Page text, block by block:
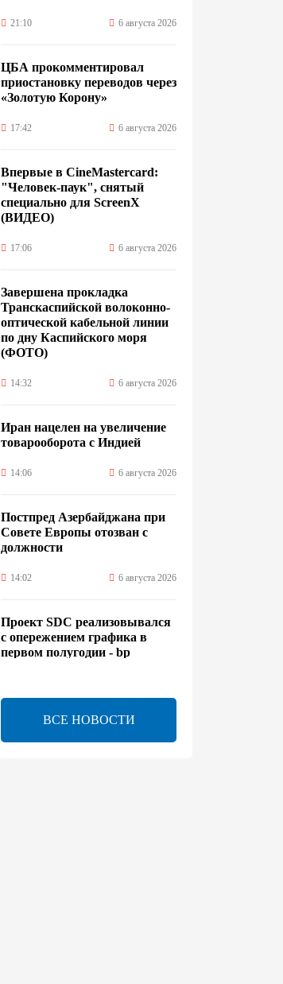
21:10 6 августа 2026
ЦБА прокомментировал
приостановку переводов через
«Золотую Корону»
17:42 6 августа 2026
Впервые в CineMastercard:
"Человек-паук", снятый
специально для ScreenX
(ВИДЕО)
17:06 6 августа 2026
Завершена прокладка
Транскаспийской волоконно-
оптической кабельной линии
по дну Каспийского моря
(ФОТО)
14:32 6 августа 2026
Иран нацелен на увеличение
товарооборота с Индией
14:06 6 августа 2026
Постпред Азербайджана при
Совете Европы отозван с
должности
14:02 6 августа 2026
Проект SDC реализовывался
с опережением графика в
первом полугодии - bp
Расширены полномочия
холдинга AZCON - Указ
ВСЕ НОВОСТИ